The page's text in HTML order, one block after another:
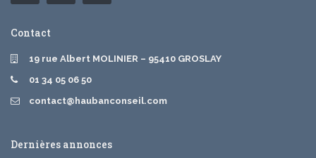
Contact
19 rue Albert MOLINIER – 95410 GROSLAY
01 34 05 06 50
contact@haubanconseil.com
Dernières annonces